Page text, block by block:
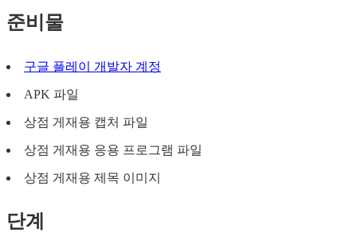
준비물
구글 플레이 개발자 계정
APK 파일
상점 게재용 캡처 파일
상점 게재용 응용 프로그램 파일
상점 게재용 제목 이미지
단계